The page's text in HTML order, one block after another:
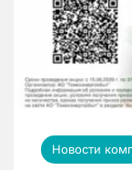
Новости